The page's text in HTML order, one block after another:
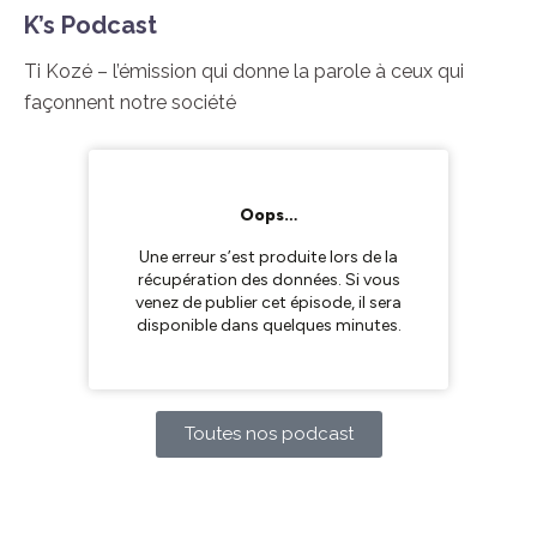
K’s Podcast
Ti Kozé – l’émission qui donne la parole à ceux qui
façonnent notre société
Toutes nos podcast